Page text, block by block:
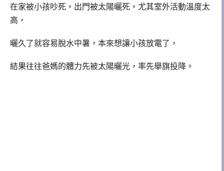
在家被小孩吵死，出門被太陽曬死，尤其室外活動溫度太
高，
曬久了就容易脫水中暑，本來想讓小孩放電了，
結果往往爸媽的體力先被太陽曬光，率先舉旗投降。